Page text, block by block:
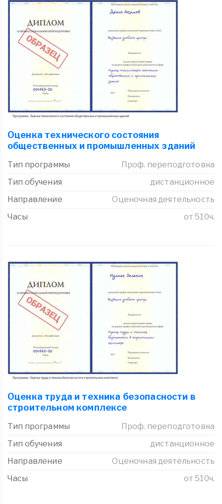
Оценка технического состояния
общественных и промышленных зданий
Тип программы
Проф. переподготовка
Тип обучения
дистанционное
Направление
Оценочная деятельность
Часы
от 510ч.
Оценка труда и техника безопасности в
строительном комплексе
Тип программы
Проф. переподготовка
Тип обучения
дистанционное
Направление
Оценочная деятельность
Часы
от 510ч.